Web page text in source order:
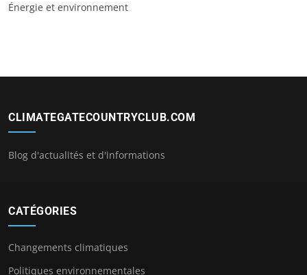
Énergie et environnement
CLIMATEGATECOUNTRYCLUB.COM
Blog d'actualités et d'informations
CATÉGORIES
Changements climatiques
Politiques environnementales